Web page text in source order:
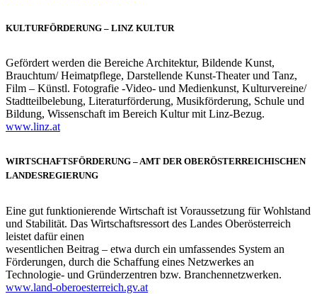
KULTURFÖRDERUNG – LINZ KULTUR
Gefördert werden die Bereiche Architektur, Bildende Kunst,
Brauchtum/ Heimatpflege, Darstellende Kunst-Theater und Tanz,
Film – Künstl. Fotografie -Video- und Medienkunst, Kulturvereine/
Stadtteilbelebung, Literaturförderung, Musikförderung, Schule und
Bildung, Wissenschaft im Bereich Kultur mit Linz-Bezug.
www.linz.at
WIRTSCHAFTSFÖRDERUNG – AMT DER OBERÖSTERREICHISCHEN
LANDESREGIERUNG
Eine gut funktionierende Wirtschaft ist Voraussetzung für Wohlstand
und Stabilität. Das Wirtschaftsressort des Landes Oberösterreich
leistet dafür einen
wesentlichen Beitrag – etwa durch ein umfassendes System an
Förderungen, durch die Schaffung eines Netzwerkes an
Technologie- und Gründerzentren bzw. Branchennetzwerken.
www.land-oberoesterreich.gv.at